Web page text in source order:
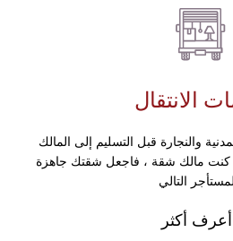
الانتقال
والنجارة قبل التسليم إلى المالك
كنت مالك شقة ، فاجعل شقتك جاهزة